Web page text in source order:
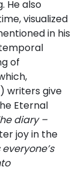
He also
visualized
in his
of
writers give
Eternal
diary –
joy in the